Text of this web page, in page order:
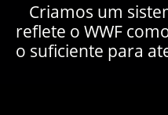
Criamos um
reflete o WWF
o suficiente para